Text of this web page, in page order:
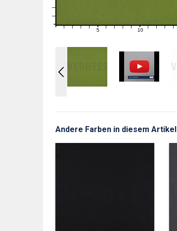
1 2 3 4 6 7 8 9 11 12 13 14
Andere Farben in diesem Artikel